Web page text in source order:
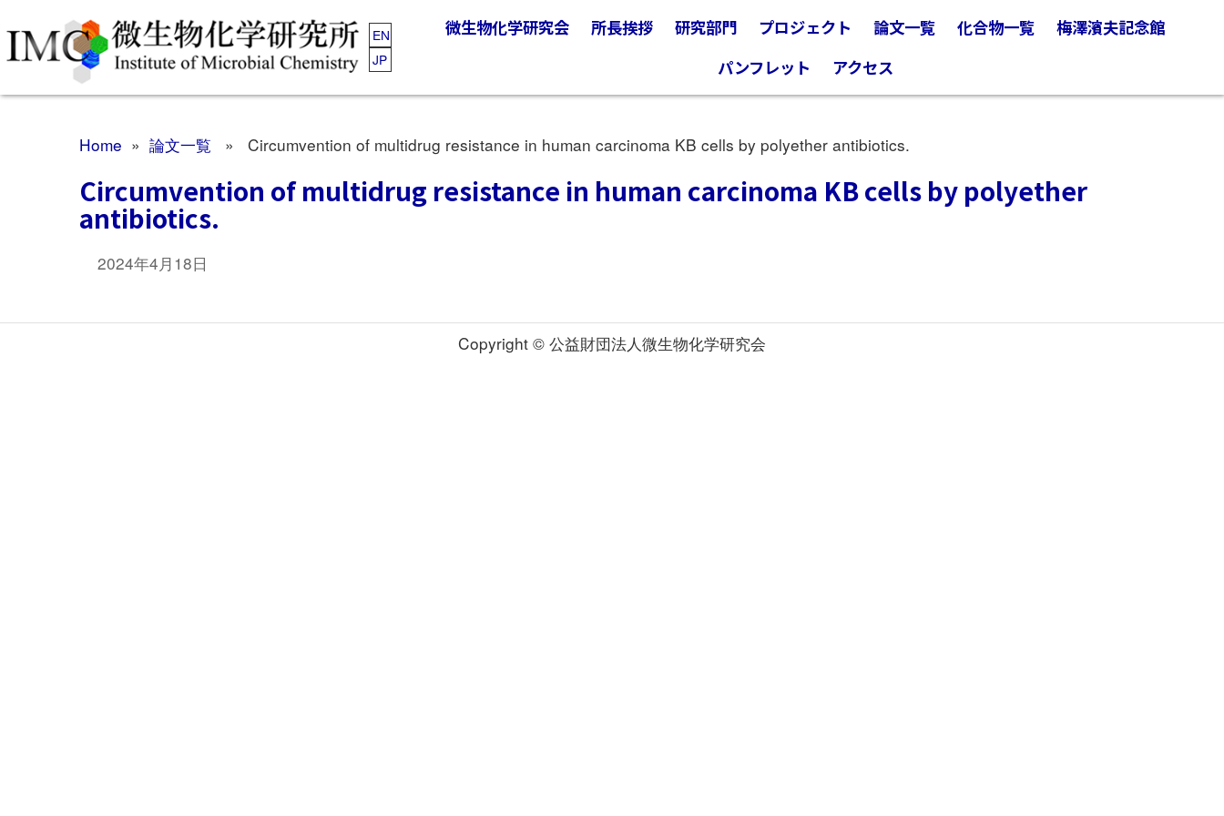
EN
JP
微生物化学研究会 所長挨拶 研究部門 プロジェクト 論文一覧 化合物一覧
梅澤濱夫記念館
パンフレット
アクセス
Home » 論文一覧 » Circumvention of multidrug resistance in human carcinoma KB cells by polyether antibiotics.
Circumvention of multidrug resistance in human carcinoma KB cells by polyether
antibiotics.
2024年4月18日
Copyright © 公益財団法人微生物化学研究会